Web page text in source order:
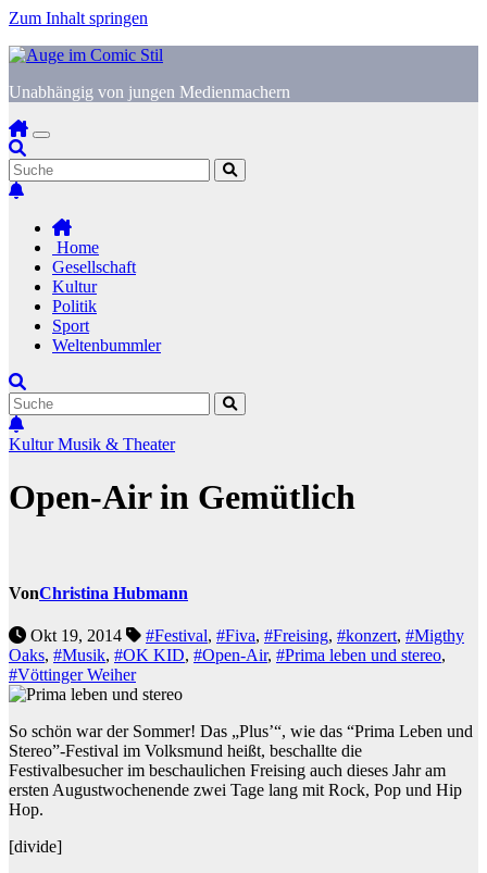
Zum Inhalt springen
Unabhängig von jungen Medienmachern
Home
Gesellschaft
Kultur
Politik
Sport
Weltenbummler
KulturMusik & Theater
Open-Air in Gemütlich
VonChristina Hubmann
Okt 19, 2014 #Festival, #Fiva, #Freising, #konzert, #Migthy
Oaks, #Musik, #OK KID, #Open-Air, #Prima leben und stereo,
#Vöttinger Weiher
So schön war der Sommer! Das „Plus’“, wie das “Prima Leben und
Stereo”-Festival im Volksmund heißt, beschallte die
Festivalbesucher im beschaulichen Freising auch dieses Jahr am
ersten Augustwochenende zwei Tage lang mit Rock, Pop und Hip
Hop.
[divide]